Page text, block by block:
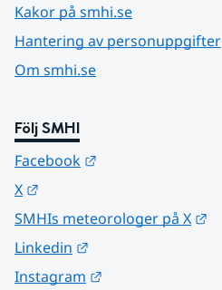
Kakor på smhi.se
Hantering av personuppgifter
Om smhi.se
Följ SMHI
Facebook
X
SMHIs meteorologer på X
Linkedin
Instagram